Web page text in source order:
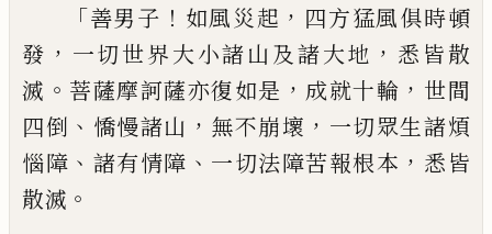
「善男子 ！ 如風災起 ， 四方猛風俱時頓
發 ， 一切世界大小諸山及諸大地 ， 悉皆散
滅 。 菩薩摩訶薩亦復如是 ， 成就十輪 ， 世間
四倒 、 憍慢諸山 ， 無不崩壞 ， 一切眾生諸煩
惱障 、 諸有情障 、 一切法障苦報根本 ， 悉皆
散滅 。